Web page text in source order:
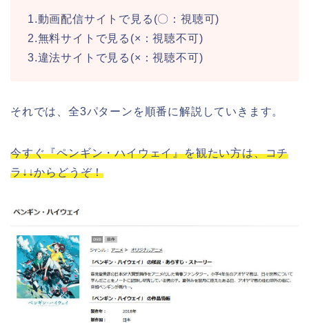
1.動画配信サイトで見る(〇：視聴可)
2.無料サイトで見る(×：視聴不可)
3.違法サイトで見る(×：視聴不可)
それでは、全3パターンを順番に解説していきます。
今すぐ『ペンギン・ハイウェイ』を観たい方は、コチ
ラ↓↓からどうぞ！